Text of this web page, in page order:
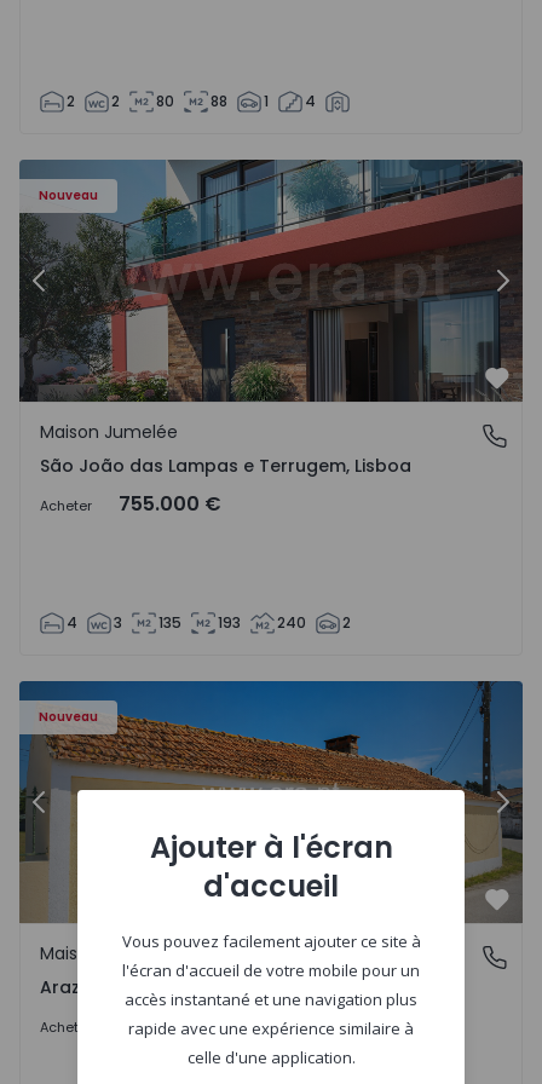
2 2 80 88 1 4
Nouveau
Précédent
São João das Lampas e Terrugem, Lisboa
Maison Jumelée
São João das Lampas e Terrugem, Lisboa
Acheter 755.000 €
4 3 135 193 240 2
Nouveau
- 27
Maison T1 com Terrain Montemor-o-Velho, Arazede -
Précédent
Arazede, Coimbra
Maison
Arazede, Coimbra
Acheter 120.000 €
Ajouter à l'écran
d'accueil
Vous pouvez facilement ajouter ce site à
l'écran d'accueil de votre mobile pour un
accès instantané et une navigation plus
rapide avec une expérience similaire à
celle d'une application.